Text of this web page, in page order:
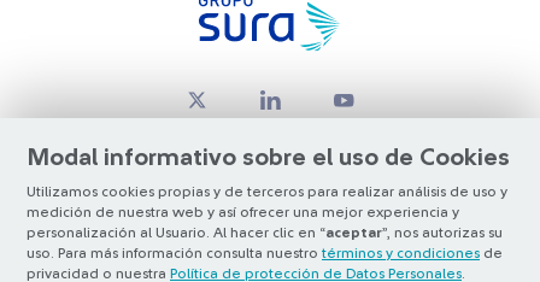
Modal informativo sobre el uso de Cookies
Utilizamos cookies propias y de terceros para realizar análisis de uso y
medición de nuestra web y así ofrecer una mejor experiencia y
personalización al Usuario. Al hacer clic en “aceptar”, nos autorizas su
uso. Para más información consulta nuestro términos y condiciones de
privacidad o nuestra Política de protección de Datos Personales
© Copyright Grupo SURA 2026